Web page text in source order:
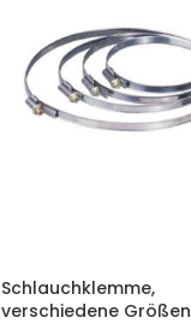
Schlauchklemme,
verschiedene Größen